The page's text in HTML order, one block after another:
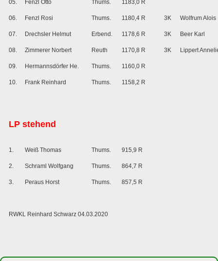
05. Fenzl Otto Thums. 1183,0 R
06. Fenzl Rosi Thums. 1180,4 R 3K Wolfrum Alois
07. Drechsler Helmut Erbend. 1178,6 R 3K Beer Karl
08. Zimmerer Norbert Reuth 1170,8 R 3K Lippert
09. Hermannsdörfer He. Thums. 1160,0 R
10. Frank Reinhard Thums. 1158,2 R
LP stehend
1. Weiß Thomas Thums. 915,9 R
2. Schraml Wolfgang Thums. 864,7 R
3. Peraus Horst Thums. 857,5 R
RWKL Reinhard Schwarz 04.03.2020